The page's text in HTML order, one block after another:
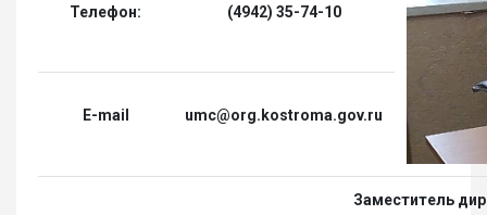
Телефон: (4942) 35-74-10
E-mail umc@org.kostroma.gov.ru
Заместитель